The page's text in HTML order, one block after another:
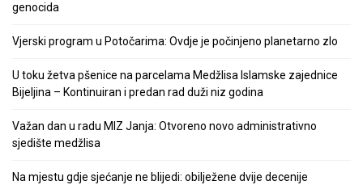
genocida
Vjerski program u Potočarima: Ovdje je počinjeno planetarno zlo
U toku žetva pšenice na parcelama Medžlisa Islamske zajednice
Bijeljina – Kontinuiran i predan rad duži niz godina
Važan dan u radu MIZ Janja: Otvoreno novo administrativno
sjedište medžlisa
Na mjestu gdje sjećanje ne blijedi: obilježene dvije decenije